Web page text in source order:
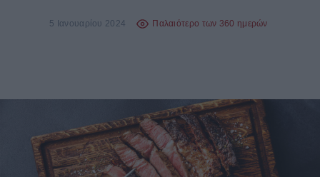
5 Ιανουαρίου 2024 Παλαιότερο των 360 ημερών